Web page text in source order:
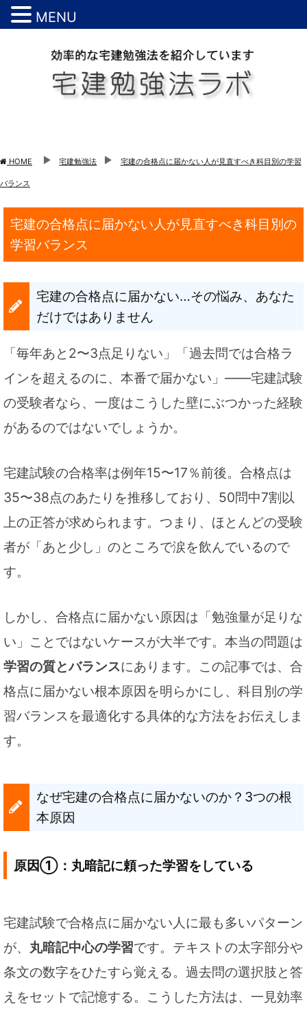
HOME 宅建勉強法 宅建の合格点に届かない人が見直すべき科目別の学習
バランス
宅建の合格点に届かない人が見直すべき科目別の
学習バランス
宅建の合格点に届かない…その悩み、あなた
だけではありません
「毎年あと2〜3点足りない」「過去問では合格ラ
インを超えるのに、本番で届かない」——宅建試験
の受験者なら、一度はこうした壁にぶつかった経験
があるのではないでしょうか。
宅建試験の合格率は例年15〜17％前後。合格点は
35〜38点のあたりを推移しており、50問中7割以
上の正答が求められます。つまり、ほとんどの受験
者が「あと少し」のところで涙を飲んでいるので
す。
しかし、合格点に届かない原因は「勉強量が足りな
い」ことではないケースが大半です。本当の問題は
学習の質とバランスにあります。この記事では、合
格点に届かない根本原因を明らかにし、科目別の学
習バランスを最適化する具体的な方法をお伝えしま
す。
なぜ宅建の合格点に届かないのか？3つの根
本原因
原因①：丸暗記に頼った学習をしている
宅建試験で合格点に届かない人に最も多いパターン
が、 丸暗記中心の学習です。テキストの太字部分や
条文の数字をひたすら覚える。過去問の選択肢と答
えをセットで記憶する。こうした方法は、一見効率
MENU